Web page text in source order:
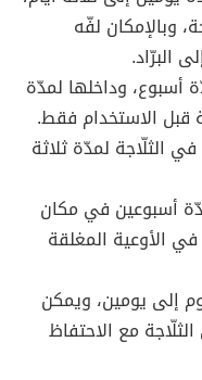
وبالإمكان لفّه
البرّاد.
أسبوع، وداخلها لمدّة
قبل الاستخدام فقط.
الثلّاجة لمدّة ثلاثة
أسبوعين في مكان
الأوعية المغلقة
إلى يومين، ويمكن
مع الاحتفاظ